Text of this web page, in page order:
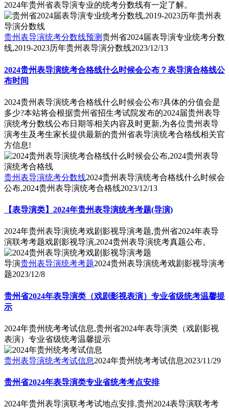
2024年贵州省表导演专业的统考分数线有一定了解。
贵州表导演统考分数线预测贵州省2024届表导演专业统考分数
线,2019-2023历年贵州表导演分数线2023/12/13
2024贵州表导演统考合格线什么时候会公布？表导演合格线公
布时间
2024贵州表导演统考合格线什么时候会公布?具体的分值会是
多少?本站将会根据贵州省招生考试院发布的2024届贵州表导
演统考分数线公布日期等相关内容及时更新,为各位贵州表导
演考生及考生家长提供最新的贵州省表导演统考合格线相关官
方信息!
贵州表导演统考分数线2024贵州表导演统考合格线什么时候会
公布,2024贵州表导演统考合格线2023/12/13
【表导演类】2024年贵州表导演统考考题(导演)
2024年贵州表导演统考戏剧影视导演考题,贵州省2024年表导
演联考考题戏剧影视导演,2024贵州表导演统考真题公布。
导演贵州表导演统考考题2024贵州表导演统考戏剧影视导演考
题2023/12/8
贵州省2024年表导演类（戏剧影视表演）专业省级统考温馨提
示
2024年贵州统考考试信息,贵州省2024年表导演类（戏剧影视
表演）专业省级统考温馨提示
贵州表导演统考考试信息2024年贵州统考考试信息2023/11/29
贵州省2024年表导演类专业省统考考点安排
2024年贵州表导演联考考试地点安排,贵州2024表导演联考考